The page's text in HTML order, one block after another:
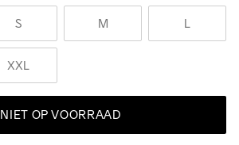
S M L
XXL
NIET OP VOORRAAD